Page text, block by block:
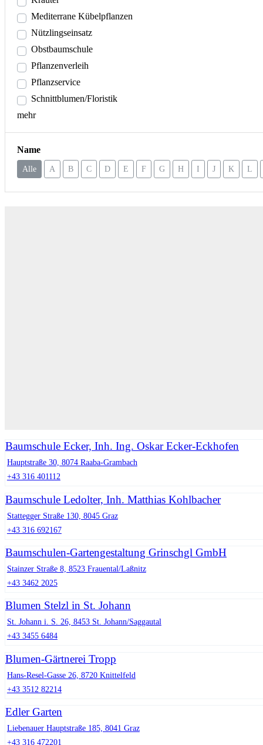
Mediterrane Kübelpflanzen
Nützlingseinsatz
Obstbaumschule
Pflanzenverleih
Pflanzservice
Schnittblumen/Floristik
mehr
Name
Alle A B C D E F G H I J K L
Baumschule Ecker, Inh. Ing. Oskar Ecker-Eckhofen
Hauptstraße 30, 8074 Raaba-Grambach
+43 316 401112
Baumschule Ledolter, Inh. Matthias Kohlbacher
Stattegger Straße 130, 8045 Graz
+43 316 692167
Baumschulen-Gartengestaltung Grinschgl GmbH
Stainzer Straße 8, 8523 Frauental/Laßnitz
+43 3462 2025
Blumen Stelzl in St. Johann
St. Johann i. S. 26, 8453 St. Johann/Saggautal
+43 3455 6484
Blumen-Gärtnerei Tropp
Hans-Resel-Gasse 26, 8720 Knittelfeld
+43 3512 82214
Edler Garten
Liebenauer Hauptstraße 185, 8041 Graz
+43 316 472201